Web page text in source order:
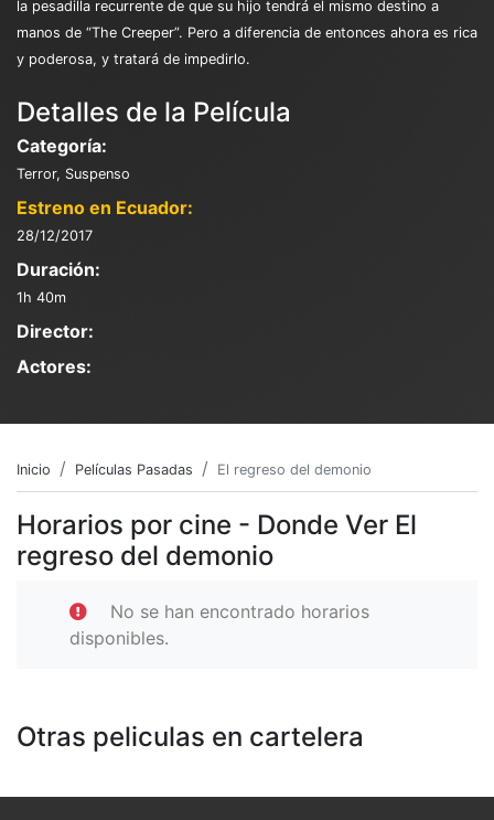
la pesadilla recurrente de que su hijo tendrá el mismo destino a
manos de “The Creeper”. Pero a diferencia de entonces ahora es rica
y poderosa, y tratará de impedirlo.
Detalles de la Película
Categoría:
Terror, Suspenso
Estreno en Ecuador:
28/12/2017
Duración:
1h 40m
Director:
Actores:
Inicio Películas Pasadas El regreso del demonio
Horarios por cine - Donde Ver El
regreso del demonio
No se han encontrado horarios
disponibles.
Otras peliculas en cartelera